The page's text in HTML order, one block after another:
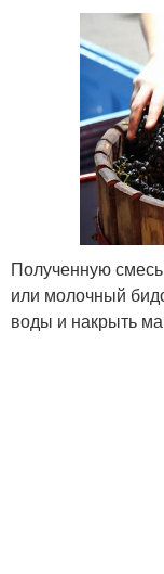
Полученную
или молочный
воды и накрыть